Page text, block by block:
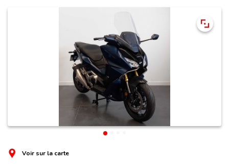
Voir sur la carte